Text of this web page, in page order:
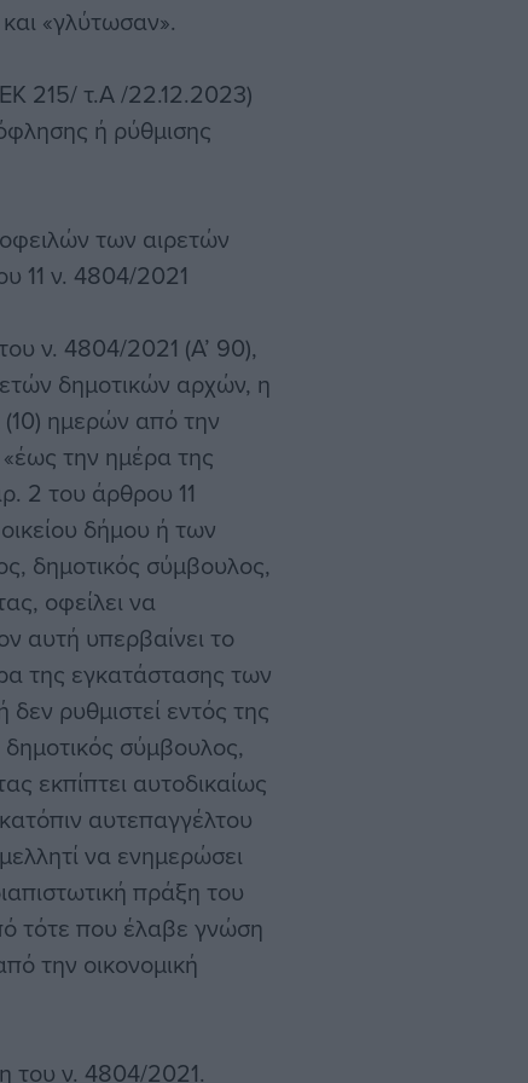
«γλύτωσαν».
215/ τ.Α /22.12.2023)
ή ρύθμισης
των αιρετών
11 ν. 4804/2021
ν. 4804/2021 (Α’ 90),
δημοτικών αρχών, η
ημερών από την
την ημέρα της
2 του άρθρου 11
δήμου ή των
δημοτικός σύμβουλος,
οφείλει να
αυτή υπερβαίνει το
της εγκατάστασης των
ρυθμιστεί εντός της
σύμβουλος,
εκπίπτει αυτοδικαίως
αυτεπαγγέλτου
να ενημερώσει
πράξη του
τότε που έλαβε γνώση
την οικονομική
του ν. 4804/2021.